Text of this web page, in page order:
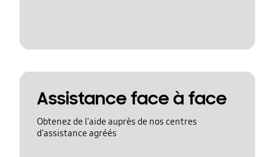
Assistance face à face
Obtenez de l'aide auprès de nos centres
d'assistance agréés